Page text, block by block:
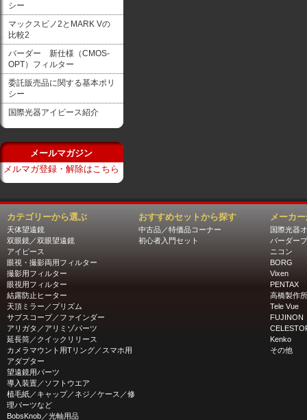
シー
マックスビノ2とMARK Vの
比較2
バーダー 新仕様（CMOS-
OPT）フィルター
委託販売品に関する基本ポリ
シー
国際光器アイピース紹介
メールマガジン
メルマガ登録・解除はこちら
カテゴリーから選ぶ
天体望遠鏡
双眼鏡／双眼望遠鏡
アイピース
眼視・撮影両用フィルター
撮影用フィルター
眼視用フィルター
結露防止ヒーター
天頂ミラー／プリズム
サブスコープ／ファインダー
アリガタ／アリミゾパーツ
延長筒／クイックリリース
カメラマウント用Tリング／スマホ用
アダプター
望遠鏡用パーツ
導入装置／ソフトウエア
植毛紙／キャップ／ネジ／ケース／修
理パーツなど
BobsKnob／光軸用品
おすすめセットから探す
中古品／特価品コーナー
初心者入門セット
メーカ
国際光器
バーダー
ニコン
BORG
Vixen
PENTAX
高橋製作所
Tele Vue
FUJINON
Kenko
その他